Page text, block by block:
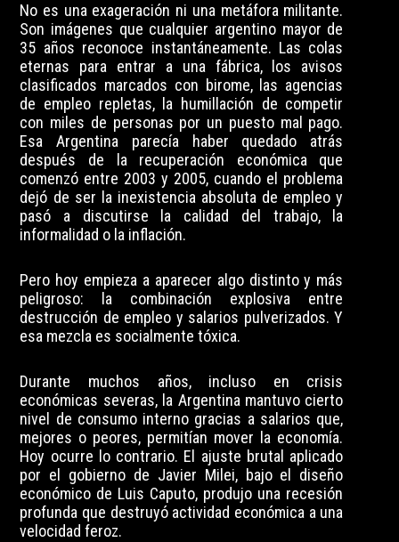
No es una exageración ni una metáfora militante.
Son imágenes que cualquier argentino mayor de
35 años reconoce instantáneamente. Las colas
eternas para entrar a una fábrica, los avisos
clasificados marcados con birome, las agencias
de empleo repletas, la humillación de competir
con miles de personas por un puesto mal pago.
Esa Argentina parecía haber quedado atrás
después de la recuperación económica que
comenzó entre 2003 y 2005, cuando el problema
dejó de ser la inexistencia absoluta de empleo y
pasó a discutirse la calidad del trabajo, la
informalidad o la inflación.
Pero hoy empieza a aparecer algo distinto y más
peligroso: la combinación explosiva entre
destrucción de empleo y salarios pulverizados. Y
esa mezcla es socialmente tóxica.
Durante muchos años, incluso en crisis
económicas severas, la Argentina mantuvo cierto
nivel de consumo interno gracias a salarios que,
mejores o peores, permitían mover la economía.
Hoy ocurre lo contrario. El ajuste brutal aplicado
por el gobierno de Javier Milei, bajo el diseño
económico de Luis Caputo, produjo una recesión
profunda que destruyó actividad económica a una
velocidad feroz.